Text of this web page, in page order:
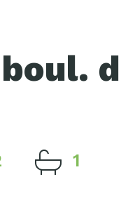
1